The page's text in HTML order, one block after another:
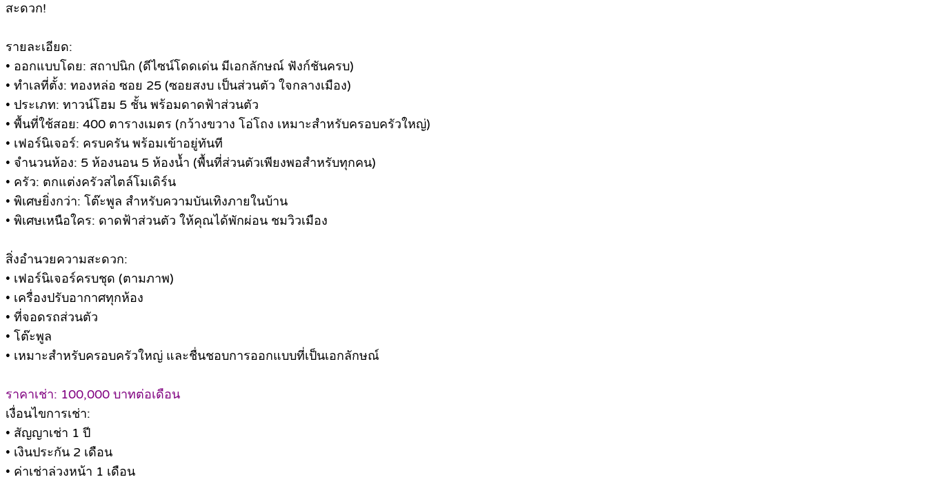
สะดวก!
รายละเอียด:
• ออกแบบโดย: สถาปนิก (ดีไซน์โดดเด่น มีเอกลักษณ์ ฟังก์ชันครบ)
• ทำเลที่ตั้ง: ทองหล่อ ซอย 25 (ซอยสงบ เป็นส่วนตัว ใจกลางเมือง)
• ประเภท: ทาวน์โฮม 5 ชั้น พร้อมดาดฟ้าส่วนตัว
• พื้นที่ใช้สอย: 400 ตารางเมตร (กว้างขวาง โอ่โถง เหมาะสำหรับครอบครัวใหญ่)
• เฟอร์นิเจอร์: ครบครัน พร้อมเข้าอยู่ทันที
• จำนวนห้อง: 5 ห้องนอน 5 ห้องน้ำ (พื้นที่ส่วนตัวเพียงพอสำหรับทุกคน)
• ครัว: ตกแต่งครัวสไตล์โมเดิร์น
• พิเศษยิ่งกว่า: โต๊ะพูล สำหรับความบันเทิงภายในบ้าน
• พิเศษเหนือใคร: ดาดฟ้าส่วนตัว ให้คุณได้พักผ่อน ชมวิวเมือง
สิ่งอำนวยความสะดวก:
• เฟอร์นิเจอร์ครบชุด (ตามภาพ)
• เครื่องปรับอากาศทุกห้อง
• ที่จอดรถส่วนตัว
• โต๊ะพูล
• เหมาะสำหรับครอบครัวใหญ่ และชื่นชอบการออกแบบที่เป็นเอกลักษณ์
ราคาเช่า: 100,000 บาทต่อเดือน
เงื่อนไขการเช่า:
• สัญญาเช่า 1 ปี
• เงินประกัน 2 เดือน
• ค่าเช่าล่วงหน้า 1 เดือน